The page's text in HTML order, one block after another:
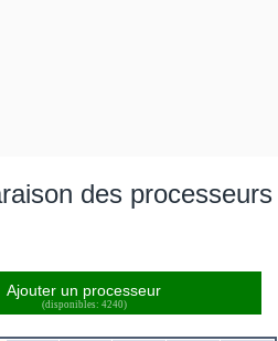
des processeurs
Ajouter un processeur
(disponibles: 4240)